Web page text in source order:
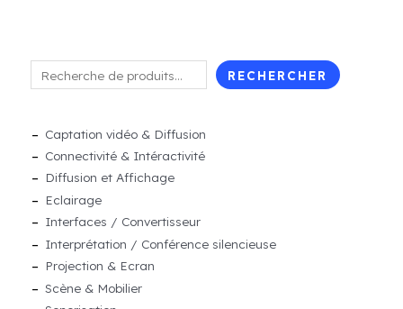
h
e
r
RECHERCHER
Captation vidéo & Diffusion
Connectivité & Intéractivité
Diffusion et Affichage
Eclairage
Interfaces / Convertisseur
Interprétation / Conférence silencieuse
Projection & Ecran
Scène & Mobilier